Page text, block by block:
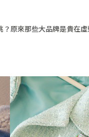
？原來那些大品牌是貴在